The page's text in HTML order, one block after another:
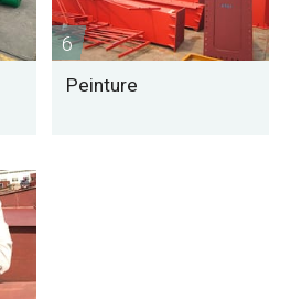
6
Peinture